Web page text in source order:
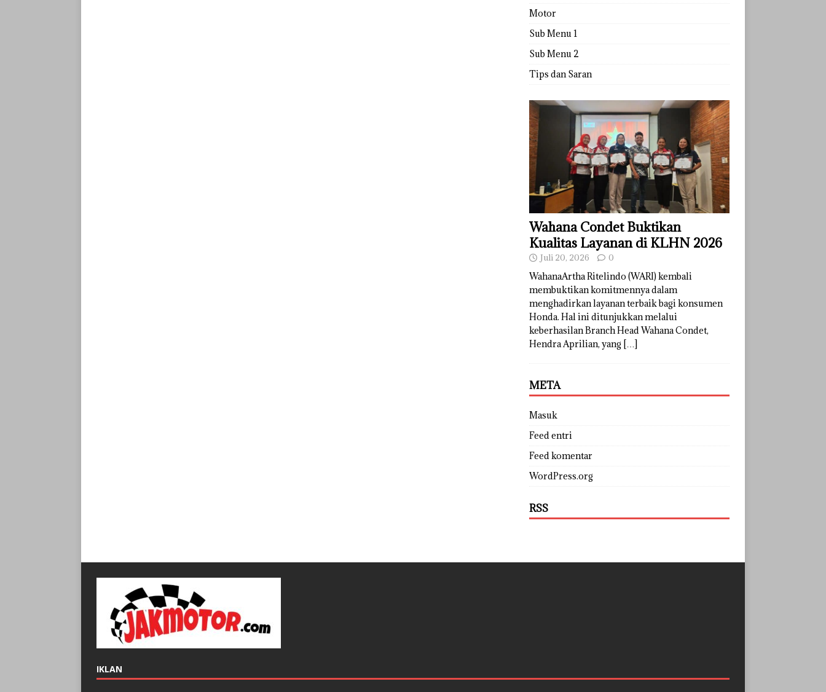
Motor
Sub Menu 1
Sub Menu 2
Tips dan Saran
Wahana Condet Buktikan
Kualitas Layanan di KLHN 2026
Juli 20, 2026 0
WahanaArtha Ritelindo (WARI) kembali
membuktikan komitmennya dalam
menghadirkan layanan terbaik bagi konsumen
Honda. Hal ini ditunjukkan melalui
keberhasilan Branch Head Wahana Condet,
Hendra Aprilian, yang […]
META
Masuk
Feed entri
Feed komentar
WordPress.org
RSS
IKLAN